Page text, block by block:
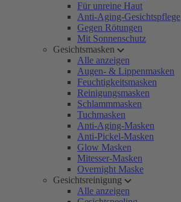
Für unreine Haut
Anti-Aging-Gesichtspflege
Gegen Rötungen
Mit Sonnenschutz
Gesichtsmasken
Alle anzeigen
Augen- & Lippenmasken
Feuchtigkeitsmasken
Reinigungsmasken
Schlammmasken
Tuchmasken
Anti-Aging-Masken
Anti-Pickel-Masken
Glow Masken
Mitesser-Masken
Overnight Maske
Gesichtsreinigung
Alle anzeigen